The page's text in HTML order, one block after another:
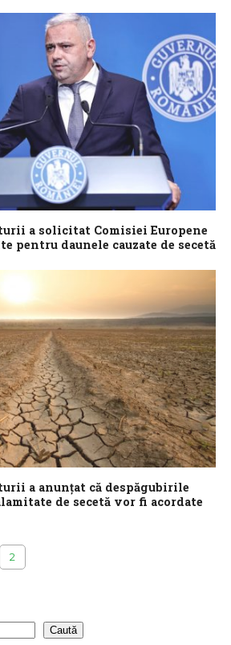
a pagubelor produse de seceta
obţinerii despăgubirilor, se pot depune
a solicitat Comisiei Europene
pentru daunele cauzate de secetă
a anunţat că despăgubirile
de secetă vor fi acordate
la Slatina, că despăgubirile pentru
secetă le...
2
Caută